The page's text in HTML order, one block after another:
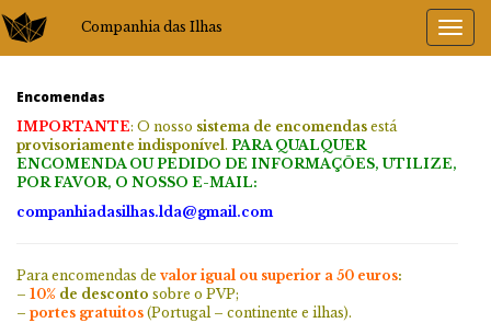
Companhia das Ilhas
Encomendas
IMPORTANTE: O nosso sistema de encomendas está
provisoriamente indisponível. PARA QUALQUER
ENCOMENDA OU PEDIDO DE INFORMAÇÕES,UTILIZE,
POR FAVOR, O NOSSO E-MAIL:
companhiadasilhas.lda@gmail.com
Para encomendas de valor igual ou superior a 50 euros:
– 10% de desconto sobre o PVP;
– portes gratuitos (Portugal – continente e ilhas).